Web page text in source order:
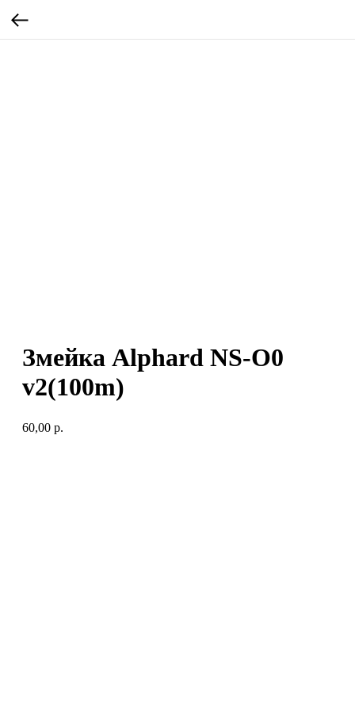
Змейка Alphard NS-O0
v2(100m)
60,00 р.